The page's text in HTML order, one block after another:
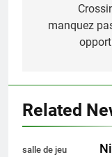
manquez
Related
salle de jeu